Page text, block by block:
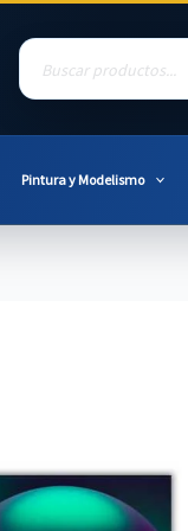
Products
search
Pintura y Modelismo